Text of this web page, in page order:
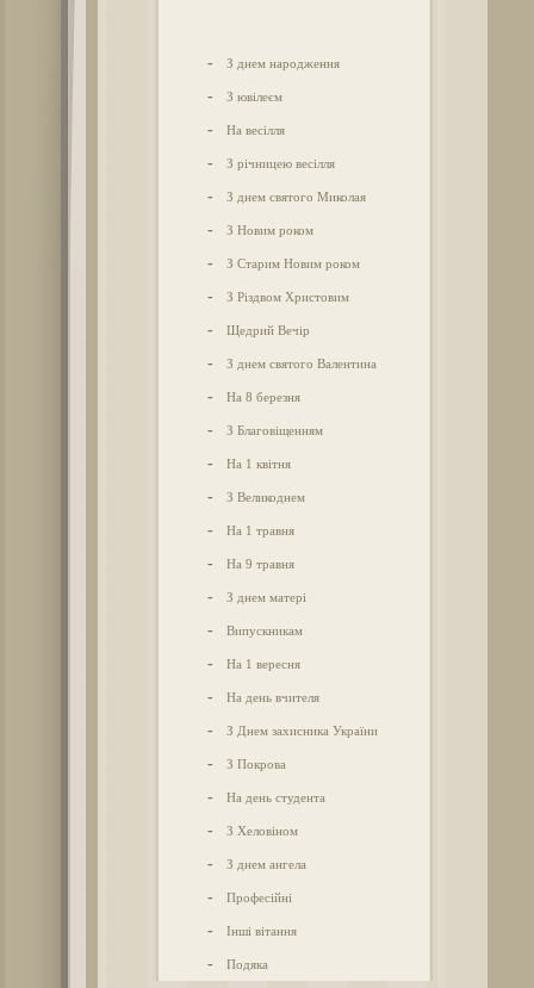
- З днем народження
- З ювілеєм
- На весілля
- З річницею весілля
- З днем святого Миколая
- З Новим роком
- З Старим Новим роком
- З Різдвом Христовим
- Щедрий Вечір
- З днем святого Валентина
- На 8 березня
- З Благовіщенням
- На 1 квітня
- З Великоднем
- На 1 травня
- На 9 травня
- З днем матері
- Випускникам
- На 1 вересня
- На день вчителя
- З Днем захисника України
- З Покрова
- На день студента
- З Хеловіном
- З днем ангела
- Професійні
- Інші вітання
- Подяка